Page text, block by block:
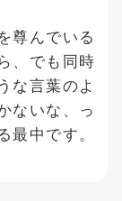
尊んでいる
、でも同時
な言葉のよ
ないな、っ
中です。